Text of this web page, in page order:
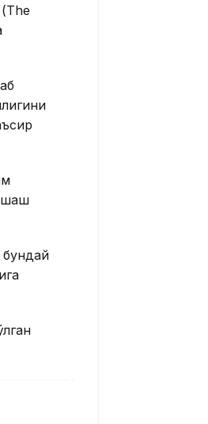
бундай